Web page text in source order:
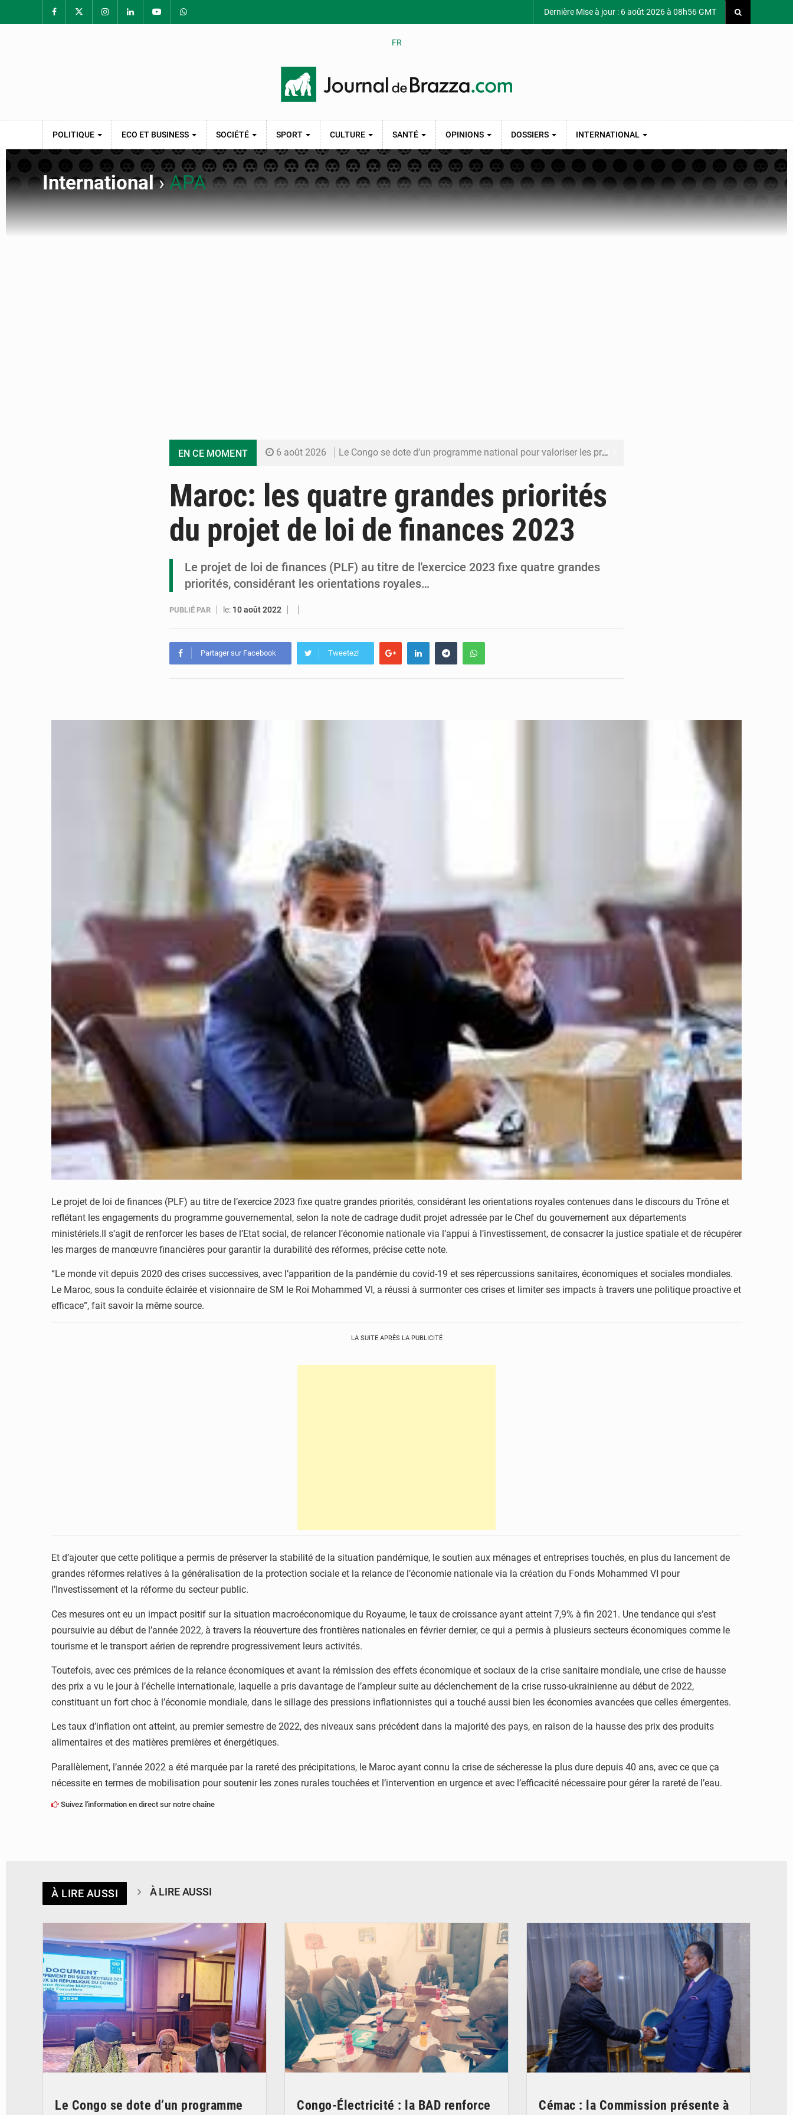
Dernière Mise à jour : 6 août 2026 à 08h56 GMT
FR
POLITIQUE ECO ET BUSINESS SOCIÉTÉ SPORT CULTURE SANTÉ OPINIONS DOSSIERS INTERNATIONAL
International›APA
EN CE MOMENT 6 août 2026 Le Congo se dote d’un programme national pour valoriser les produits forestiers non ligneux
5 août 2026 Cémac : la Commission présente à Denis Sassou N’Guesso sa feuille de route
5 août 2026 Assassinat de l’entrepreneur sportif Vally Amisi : le principal suspect arrêté à Brazzaville
Maroc: les quatre grandes priorités
du projet de loi de finances 2023
Le projet de loi de finances (PLF) au titre de l'exercice 2023 fixe quatre grandes
priorités, considérant les orientations royales…
PUBLIÉ PAR le: 10 août 2022
Partager sur Facebook Tweetez!
Le projet de loi de finances (PLF) au titre de l’exercice 2023 fixe quatre grandes priorités, considérant les orientations royales contenues dans le discours du Trône et
reflétant les engagements du programme gouvernemental, selon la note de cadrage dudit projet adressée par le Chef du gouvernement aux départements
ministériels.Il s’agit de renforcer les bases de l’Etat social, de relancer l’économie nationale via l’appui à l’investissement, de consacrer la justice spatiale et de récupérer
les marges de manœuvre financières pour garantir la durabilité des réformes, précise cette note.
“Le monde vit depuis 2020 des crises successives, avec l’apparition de la pandémie du covid-19 et ses répercussions sanitaires, économiques et sociales mondiales.
Le Maroc, sous la conduite éclairée et visionnaire de SM le Roi Mohammed VI, a réussi à surmonter ces crises et limiter ses impacts à travers une politique proactive et
efficace”, fait savoir la même source.
LA SUITE APRÈS LA PUBLICITÉ
Et d’ajouter que cette politique a permis de préserver la stabilité de la situation pandémique, le soutien aux ménages et entreprises touchés, en plus du lancement de
grandes réformes relatives à la généralisation de la protection sociale et la relance de l’économie nationale via la création du Fonds Mohammed VI pour
l’Investissement et la réforme du secteur public.
Ces mesures ont eu un impact positif sur la situation macroéconomique du Royaume, le taux de croissance ayant atteint 7,9% à fin 2021. Une tendance qui s’est
poursuivie au début de l’année 2022, à travers la réouverture des frontières nationales en février dernier, ce qui a permis à plusieurs secteurs économiques comme le
tourisme et le transport aérien de reprendre progressivement leurs activités.
Toutefois, avec ces prémices de la relance économiques et avant la rémission des effets économique et sociaux de la crise sanitaire mondiale, une crise de hausse
des prix a vu le jour à l’échelle internationale, laquelle a pris davantage de l’ampleur suite au déclenchement de la crise russo-ukrainienne au début de 2022,
constituant un fort choc à l’économie mondiale, dans le sillage des pressions inflationnistes qui a touché aussi bien les économies avancées que celles émergentes.
Les taux d’inflation ont atteint, au premier semestre de 2022, des niveaux sans précédent dans la majorité des pays, en raison de la hausse des prix des produits
alimentaires et des matières premières et énergétiques.
Parallèlement, l’année 2022 a été marquée par la rareté des précipitations, le Maroc ayant connu la crise de sécheresse la plus dure depuis 40 ans, avec ce que ça
nécessite en termes de mobilisation pour soutenir les zones rurales touchées et l’intervention en urgence et avec l’efficacité nécessaire pour gérer la rareté de l’eau.
Suivez l'information en direct sur notre chaîne
À LIRE AUSSI À LIRE AUSSI
Le Congo se dote d’un programme Congo-Électricité : la BAD renforce Cémac : la Commission présente à